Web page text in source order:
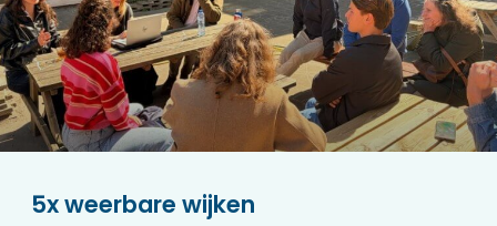
5x weerbare wijken